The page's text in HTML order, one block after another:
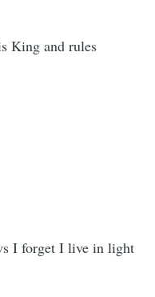
King and rules
I forget I live in light